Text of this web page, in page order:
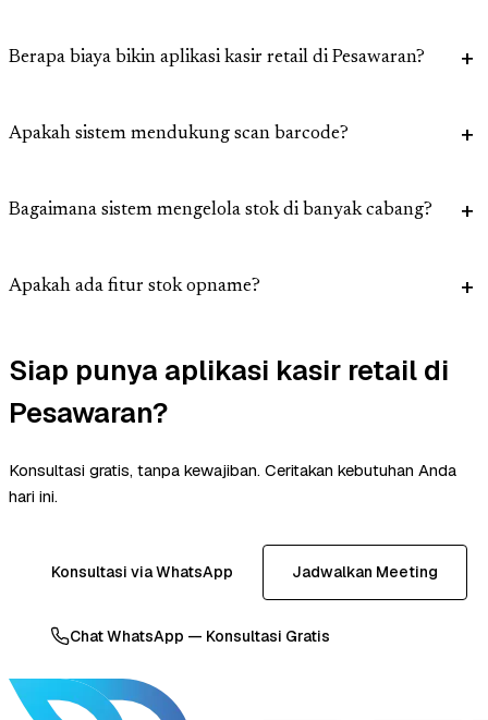
Berapa biaya bikin aplikasi kasir retail di Pesawaran?
Apakah sistem mendukung scan barcode?
Bagaimana sistem mengelola stok di banyak cabang?
Apakah ada fitur stok opname?
Siap punya aplikasi kasir retail di
Pesawaran?
Konsultasi gratis, tanpa kewajiban. Ceritakan kebutuhan Anda
hari ini.
Konsultasi via WhatsApp Jadwalkan Meeting
Chat WhatsApp — Konsultasi Gratis